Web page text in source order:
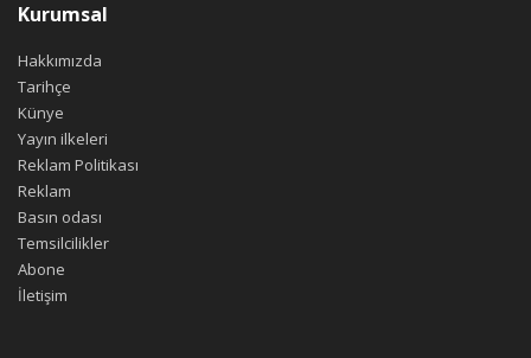
Kurumsal
Hakkımızda
Tarihçe
Künye
Yayın ilkeleri
Reklam Politikası
Reklam
Basın odası
Temsilcilikler
Abone
İletişim